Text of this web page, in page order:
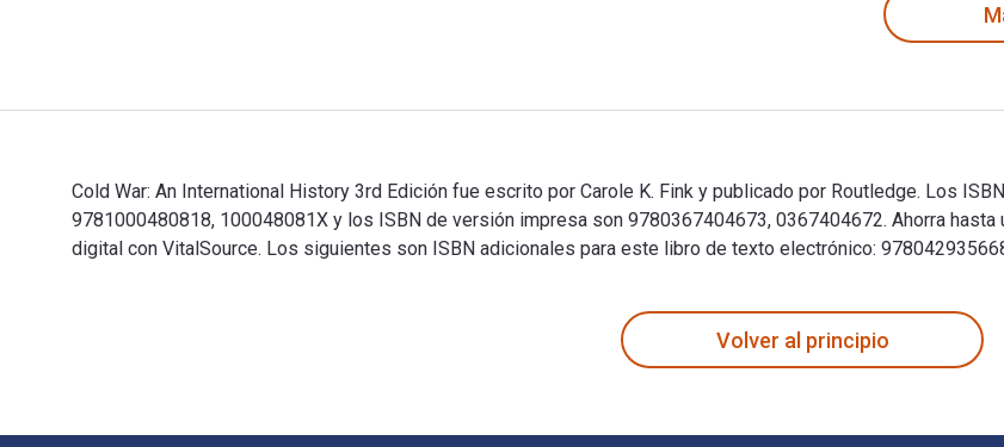
Cold War: An International History 3rd Edición fue escrito por Carole K. Fink y publicado por Routledge. Los
9781000480818, 100048081X y los ISBN de versión impresa son 9780367404673, 0367404672. Ahorra
digital con VitalSource. Los siguientes son ISBN adicionales para este libro de texto electrónico:
Volver al principio